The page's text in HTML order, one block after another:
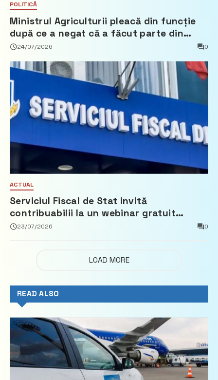
POLITICĂ
Ministrul Agriculturii pleacă din funcție
după ce a negat că a făcut parte din
Partidul Democrat
24/07/2026 0
ACTUAL
Serviciul Fiscal de Stat invită
contribuabilii la un webinar gratuit
privind calculul impozitului pe bunurile
23/07/2026 0
LOAD MORE
READ ALSO